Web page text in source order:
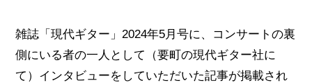
雑誌「現代ギター」2024年5月号に、コンサートの裏
側にいる者の一人として（要町の現代ギター社に
て）インタビューをしていただいた記事が掲載され